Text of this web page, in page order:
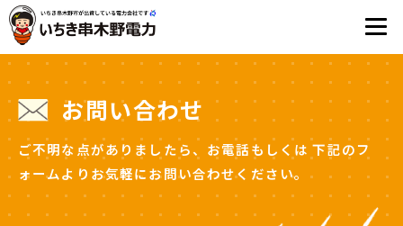
お問い合わせ
ご不明な点がありましたら、お電話もしくは 下記のフ
ォームよりお気軽にお問い合わせください。